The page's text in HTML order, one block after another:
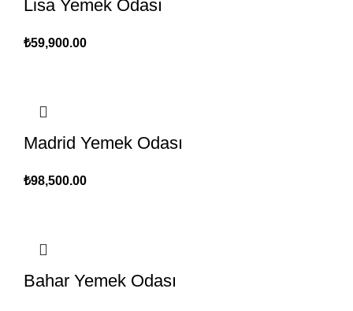
Lisa Yemek Odası
₺59,900.00
Madrid Yemek Odası
₺98,500.00
Bahar Yemek Odası